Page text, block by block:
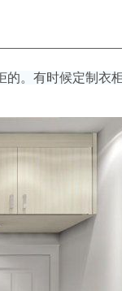
。有时候定制衣